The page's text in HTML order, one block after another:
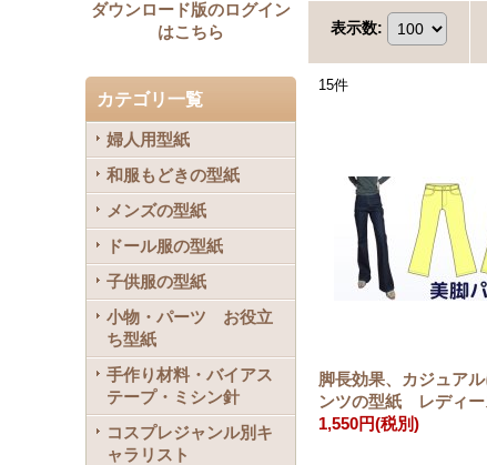
ダウンロード版のログイン
はこちら
カテゴリ一覧
婦人用型紙
和服もどきの型紙
メンズの型紙
ドール服の型紙
子供服の型紙
小物・パーツ お役立
ち型紙
手作り材料・バイアス
テープ・ミシン針
コスプレジャンル別キ
ャラリスト
表示数:
15件
脚長効果、カジュア
ンツの型紙 レディー
1,550円(税別)